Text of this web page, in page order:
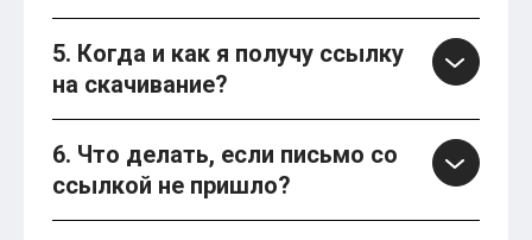
5. Когда и как я получу ссылку
на скачивание?
6. Что делать, если письмо со
ссылкой не пришло?